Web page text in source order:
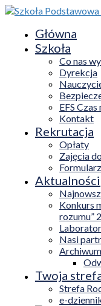
Główna
Szkoła
Co nas
Dyrekcja
EFS
Kontakt
Rekrutacja
Opłaty
Zajęcia
Aktualności
Konkurs
rozumu”
Nasi
Archiwum
Twoja
Strefa
e-